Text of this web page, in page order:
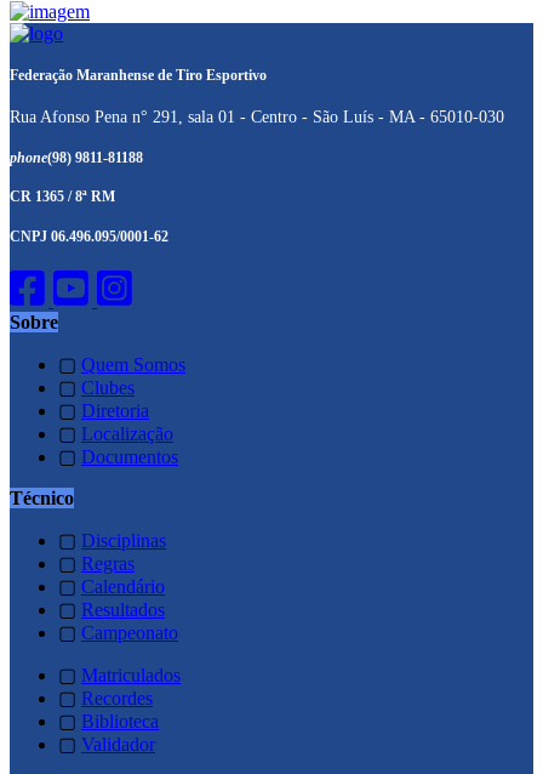
Federação Maranhense de Tiro Esportivo
Rua Afonso Pena n° 291, sala 01 - Centro - São Luís - MA - 65010-030
phone(98) 9811-81188
CR 1365 / 8ª RM
CNPJ 06.496.095/0001-62
Sobre
▢ Quem Somos
▢ Clubes
▢ Diretoria
▢ Localização
▢ Documentos
Técnico
▢ Disciplinas
▢ Regras
▢ Calendário
▢ Resultados
▢ Campeonato
▢ Matriculados
▢ Recordes
▢ Biblioteca
▢ Validador